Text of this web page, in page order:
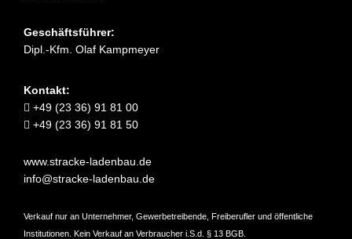
Geschäftsführer:
Dipl.-Kfm. Olaf Kampmeyer
Kontakt:
+49 (23 36) 91 81 00
+49 (23 36) 91 81 50
www.stracke-ladenbau.de
info@stracke-ladenbau.de
Verkauf nur an Unternehmer, Gewerbetreibende, Freiberufler und öffentliche
Institutionen. Kein Verkauf an Verbraucher i.S.d. § 13 BGB.